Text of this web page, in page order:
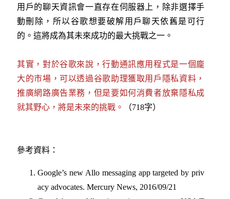
用戶的聊天資訊會一直存在伺服器上，除非選擇手
動刪除，所以谷歌想要破解用戶聊天依舊是可行
的。這將成為其未來成功的最大挑戰之一。
其實，對於谷歌來說，行動通訊應用程式是一個龐
大的市場，可以透過谷歌助理獲取用戶隱私資料，
推廣網路廣告業務，但是要如何消費者放棄隱私成
就其野心，將是未來的挑戰。
（718字）
參考資料：
Google’s new Allo messaging app targeted by priv
acy advocates. Mercury News, 2016/09/21